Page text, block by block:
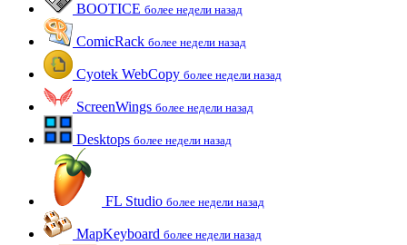
BOOTICE более недели назад
ComicRack более недели назад
Cyotek WebCopy более недели назад
ScreenWings более недели назад
Desktops более недели назад
FL Studio более недели назад
MapKeyboard более недели назад